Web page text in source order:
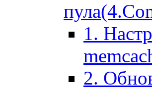
1.
2.